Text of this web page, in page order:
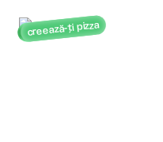
creează-ți pizza